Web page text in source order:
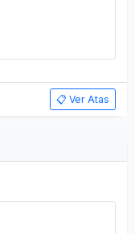
📋 Ver Atas